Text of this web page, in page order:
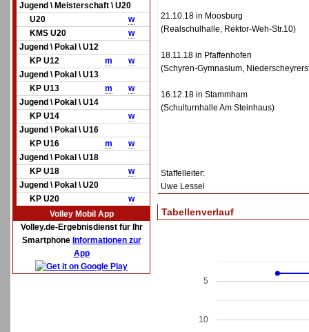
Jugend \ Meisterschaft \ U20
U20
w
KMS U20
w
Jugend \ Pokal \ U12
KP U12
m
w
Jugend \ Pokal \ U13
KP U13
m
w
Jugend \ Pokal \ U14
KP U14
w
Jugend \ Pokal \ U16
KP U16
m
w
Jugend \ Pokal \ U18
KP U18
w
Jugend \ Pokal \ U20
KP U20
w
Volley Mobil App
Volley.de-Ergebnisdienst für Ihr
Smartphone Informationen zur
App
21.10.18 in Moosburg
(Realschulhalle, Rektor-Weh-Str.10)
18.11.18 in Pfaffenhofen
(Schyren-Gymnasium,
16.12.18 in Stammham
(Schulturnhalle Am Steinhaus)
Staffelleiter:
Uwe Lessel
Tabellenverlauf
5
10